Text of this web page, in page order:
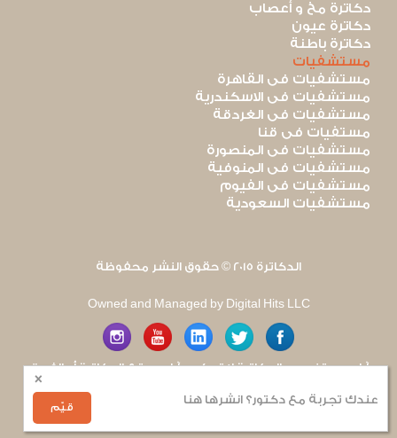
×
قيّم
عندك تجربة مع دكتور؟ انشرها هنا
دكاترة مخ و أعصاب
دكاترة عيون
دكاترة باطنة
مستشفيات
مستشفيات فى القاهرة
مستشفيات فى الاسكندرية
مستشفيات فى الغردقة
مستفيات فى قنا
مستشفيات فى المنصورة
مستشفيات فى المنوفية
مستشفيات فى الفيوم
مستشفيات السعودية
الدكاترة 2015 © حقوق النشر محفوظة
Owned and Managed by Digital Hits LLC
آراء مستخدمى الدكاترة لا تعكس آراء موقع الدكاترة أو الفريق
العامل به. يتم بذل قصارى الجهد لضمان منع نشر أى اساءة أو
هجوم شخصى.للإبلاغ عن أى إساءة